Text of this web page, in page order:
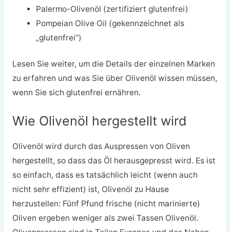
Palermo-Olivenöl (zertifiziert glutenfrei)
Pompeian Olive Oil (gekennzeichnet als
„glutenfrei“)
Lesen Sie weiter, um die Details der einzelnen Marken
zu erfahren und was Sie über Olivenöl wissen müssen,
wenn Sie sich glutenfrei ernähren.
Wie Olivenöl hergestellt wird
Olivenöl wird durch das Auspressen von Oliven
hergestellt, so dass das Öl herausgepresst wird. Es ist
so einfach, dass es tatsächlich leicht (wenn auch
nicht sehr effizient) ist, Olivenöl zu Hause
herzustellen: Fünf Pfund frische (nicht marinierte)
Oliven ergeben weniger als zwei Tassen Olivenöl.